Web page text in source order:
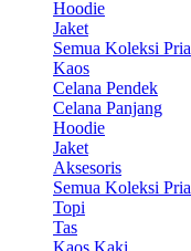
Hoodie
Jaket
Semua Koleksi Pria
Kaos
Celana Pendek
Celana Panjang
Hoodie
Jaket
Aksesoris
Semua Koleksi Pria
Topi
Tas
Kaos Kaki